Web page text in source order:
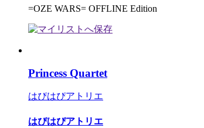
=OZE WARS= OFFLINE Edition
Princess Quartet
はぴはぴアトリエ
はぴはぴアトリエ